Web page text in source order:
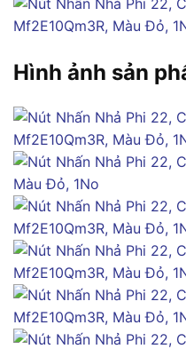
Hình ảnh sản